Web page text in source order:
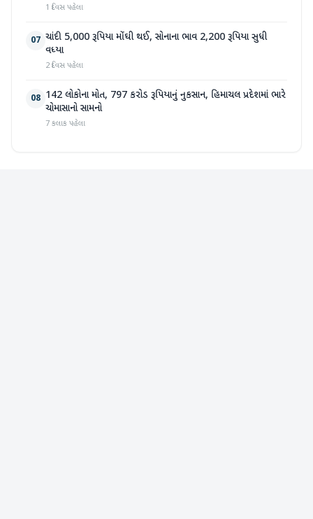
1 દિવસ પહેલા
07 ચાંદી 5,000 રૂપિયા મોંઘી થઈ, સોનાના ભાવ 2,200 રૂપિયા સુધી
વધ્યા
2 દિવસ પહેલા
08 142 લોકોના મોત, 797 કરોડ રૂપિયાનું નુકસાન, હિમાચલ પ્રદેશમાં ભારે
ચોમાસાનો સામનો
7 કલાક પહેલા